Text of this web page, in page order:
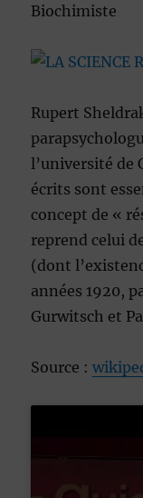
Biochimiste
Rupert
l’université de
écrits sont
concept de «
reprend celui
(dont
années 1920,
Gurwitsch et
Source :